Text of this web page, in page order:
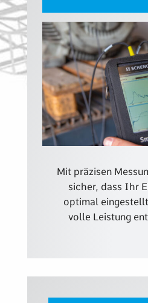
Mit präzisen
sicher, dass Ihr
optimal
volle Leistung